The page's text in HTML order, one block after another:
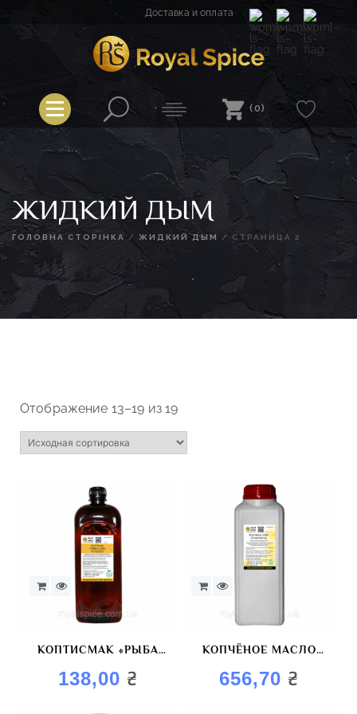
Доставка и оплата
Royal Spice
(0)
ЖИДКИЙ ДЫМ
ГОЛОВНА СТОРІНКА / ЖИДКИЙ ДЫМ / СТРАНИЦА 2
Отображение 13–19 из 19
КОПТИСМАК «РЫБА
GOLD» КРАСИТЕЛЬ
КОПТИЛЬНЫЙ
138,00 ₴
КОПЧЁНОЕ МАСЛО
КЛАССИЧЕСКОЕ
656,70₴